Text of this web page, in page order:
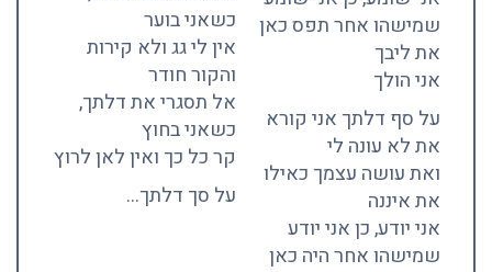
שמישהו אחר תפס כאן
את ליבך
אני הולך
על סף דלתך אני קורא
את לא עונה לי
ואת עושה עצמך כאילו
את איננה
אני יודע, כן אני יודע
שמישהו אחר היה כאן
כשאני בוער
אין לי גג ולא קירות
והקור חודר
אל תסגרי את דלתך,
כשאני בחוץ
קר כל כך ואין לאן לרוץ
על סך דלתך…